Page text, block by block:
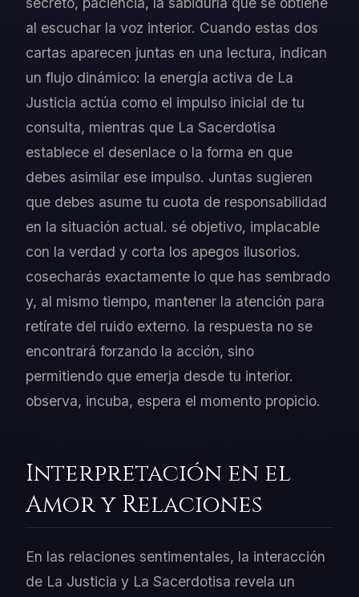
al escuchar la voz interior. Cuando estas dos
cartas aparecen juntas en una lectura, indican
un flujo dinámico: la energía activa de La
Justicia actúa como el impulso inicial de tu
consulta, mientras que La Sacerdotisa
establece el desenlace o la forma en que
debes asimilar ese impulso. Juntas sugieren
que debes asume tu cuota de responsabilidad
en la situación actual. sé objetivo, implacable
con la verdad y corta los apegos ilusorios.
cosecharás exactamente lo que has sembrado
y, al mismo tiempo, mantener la atención para
retírate del ruido externo. la respuesta no se
encontrará forzando la acción, sino
permitiendo que emerja desde tu interior.
observa, incuba, espera el momento propicio.
Interpretación en el
Amor y Relaciones
En las relaciones sentimentales, la interacción
de La Justicia y La Sacerdotisa revela un